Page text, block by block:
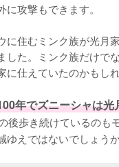
攻撃もできます。
に住むミンク族が光月
した。ミンク族だけで
仕えていたのかもしれ
年でズニーシャは光
後歩き続けているのも
えではないでしょうか